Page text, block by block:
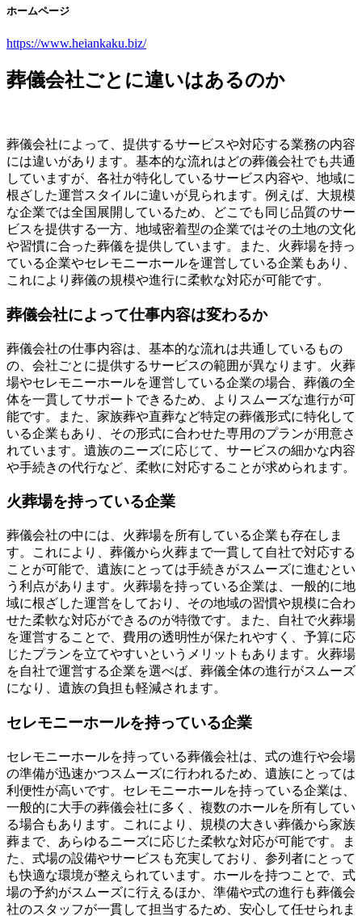
ホームページ
https://www.heiankaku.biz/
葬儀会社ごとに違いはあるのか
葬儀会社によって、提供するサービスや対応する業務の内容
には違いがあります。基本的な流れはどの葬儀会社でも共通
していますが、各社が特化しているサービス内容や、地域に
根ざした運営スタイルに違いが見られます。例えば、大規模
な企業では全国展開しているため、どこでも同じ品質のサー
ビスを提供する一方、地域密着型の企業ではその土地の文化
や習慣に合った葬儀を提供しています。また、火葬場を持っ
ている企業やセレモニーホールを運営している企業もあり、
これにより葬儀の規模や進行に柔軟な対応が可能です。
葬儀会社によって仕事内容は変わるか
葬儀会社の仕事内容は、基本的な流れは共通しているもの
の、会社ごとに提供するサービスの範囲が異なります。火葬
場やセレモニーホールを運営している企業の場合、葬儀の全
体を一貫してサポートできるため、よりスムーズな進行が可
能です。また、家族葬や直葬など特定の葬儀形式に特化して
いる企業もあり、その形式に合わせた専用のプランが用意さ
れています。遺族のニーズに応じて、サービスの細かな内容
や手続きの代行など、柔軟に対応することが求められます。
火葬場を持っている企業
葬儀会社の中には、火葬場を所有している企業も存在しま
す。これにより、葬儀から火葬まで一貫して自社で対応する
ことが可能で、遺族にとっては手続きがスムーズに進むとい
う利点があります。火葬場を持っている企業は、一般的に地
域に根ざした運営をしており、その地域の習慣や規模に合わ
せた柔軟な対応ができるのが特徴です。また、自社で火葬場
を運営することで、費用の透明性が保たれやすく、予算に応
じたプランを立てやすいというメリットもあります。火葬場
を自社で運営する企業を選べば、葬儀全体の進行がスムーズ
になり、遺族の負担も軽減されます。
セレモニーホールを持っている企業
セレモニーホールを持っている葬儀会社は、式の進行や会場
の準備が迅速かつスムーズに行われるため、遺族にとっては
利便性が高いです。セレモニーホールを持っている企業は、
一般的に大手の葬儀会社に多く、複数のホールを所有してい
る場合もあります。これにより、規模の大きい葬儀から家族
葬まで、あらゆるニーズに応じた柔軟な対応が可能です。ま
た、式場の設備やサービスも充実しており、参列者にとって
も快適な環境が整えられています。ホールを持つことで、式
場の予約がスムーズに行えるほか、準備や式の進行も葬儀会
社のスタッフが一貫して担当するため、安心して任せられま